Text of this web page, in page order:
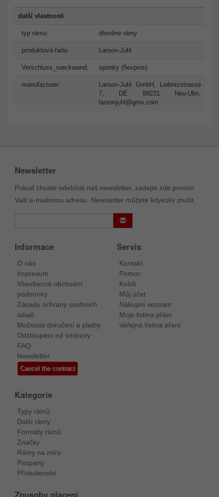
další vlastnosti
typ rámu: dřevěné rámy
produktová řada: Larson-Juhl
Verschluss_rueckwand: sponky (flexpins)
manufacturer:
Larson-Juhl GmbH, Leibnizstrasse
7, DE 89231 Neu-Ulm,
larsonjuhl@gmx.com
Newsletter
Pokud chcete odebírat náš newsletter, zadejte zde prosím
Vaši e-mailovou adresu. Newsletter můžete kdykoliv zrušit.
Informace
O nás
Impresum
Všeobecné obchodní
podmínky
Zásady ochrany osobních
údajů
Možnosti doručení a platby
Odstoupení od smlouvy
FAQ
Newsletter
Cancel the contract
Servis
Kontakt
Pomoc
Košík
Můj účet
Nákupní seznam
Moje listina přání
Veřejná lístina přaní
Kategorie
Typy rámů
Další rámy
Formáty rámů
Značky
Rámy na míru
Pasparty
Příslušenství
Zpusoby placení